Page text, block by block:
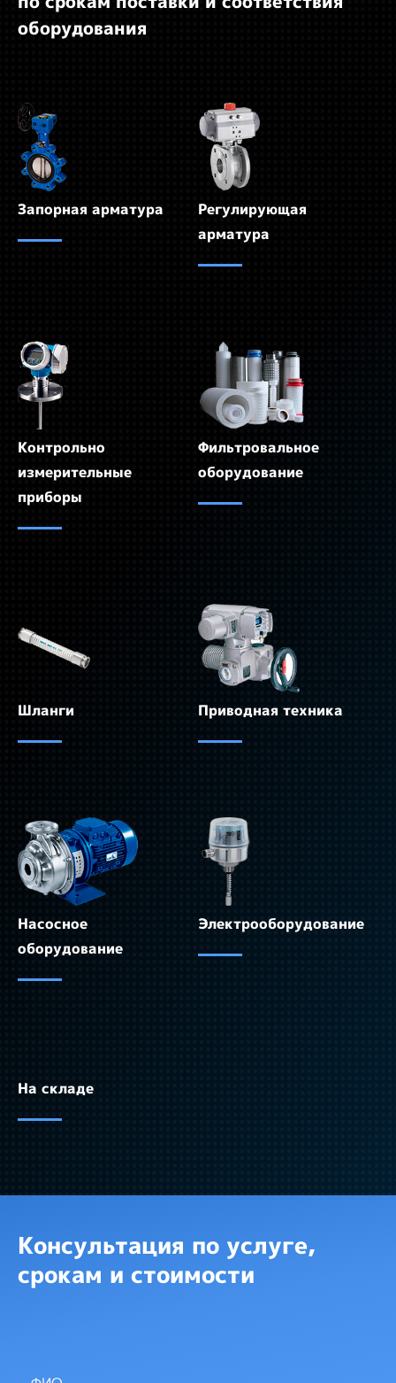
оборудования
Запорная арматура
Регулирующая
арматура
Контрольно
измерительные
приборы
Фильтровальное
оборудование
Шланги Приводная техника
Насосное
оборудование
Электрооборудование
На складе
Консультация по услуге,
срокам и стоимости